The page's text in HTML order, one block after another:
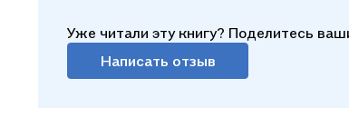
Уже читали эту книгу? Поделитесь
Написать отзыв